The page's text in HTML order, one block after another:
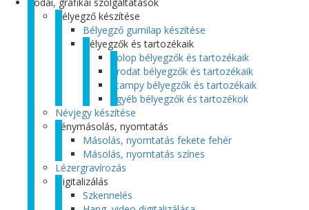
Bélyegző készítése
Bélyegző gumilap készítése
Bélyegzők és tartozékaik
Colop bélyegzők és tartozékaik
Trodat bélyegzők és tartozékaik
Stampy bélyegzők és tartozékaik
Egyéb bélyegzők és tartozékok
Névjegy készítése
Fénymásolás, nyomtatás
Másolás, nyomtatás fekete fehér
Másolás, nyomtatás színes
Lézergravírozás
Digitalizálás
Szkennelés